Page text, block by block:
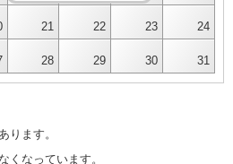
21 22 23 24
28 29 30 31
ります。
くなっています。